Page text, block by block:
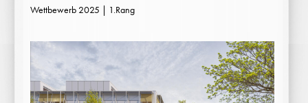
Wettbewerb 2025 | 1.Rang